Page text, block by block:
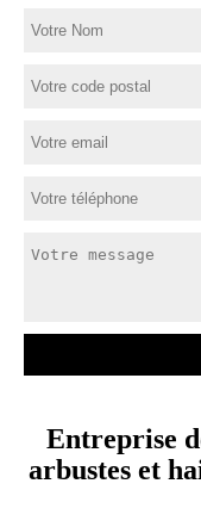
Entreprise
arbustes et